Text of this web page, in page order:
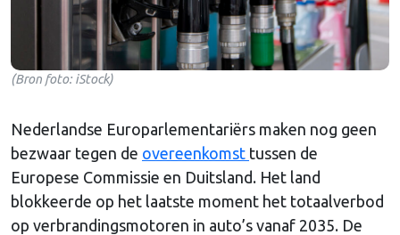
(Bron foto: iStock)
Nederlandse Europarlementariërs maken nog geen
bezwaar tegen de overeenkomst tussen de
Europese Commissie en Duitsland. Het land
blokkeerde op het laatste moment het totaalverbod
op verbrandingsmotoren in auto’s vanaf 2035. De